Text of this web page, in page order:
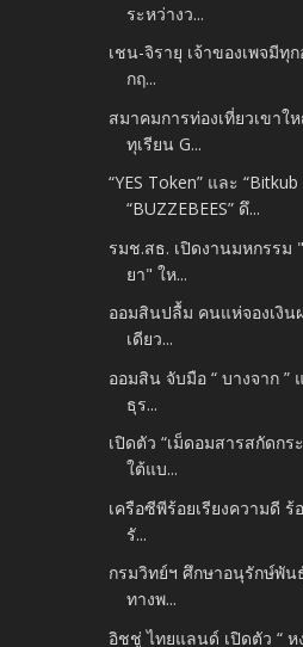
ระหว่างว...
เชน-จิรายุ เจ้าของเพจมีทุ
กฤ...
สมาคมการท่องเที่ยวเขาใ
ทุเรียน G...
“YES Token” และ
“BUZZEBEES” ดึ...
รมช.สธ. เปิดงานมหกรรม
ยา" ให...
ออมสินปลื้ม คนแห่จองเงิน
เดียว...
ออมสิน จับมือ “ บางจาก ”
ธุร...
เปิดตัว “เม็ดอมสารสกัดก
ใต้แบ...
เครือซีพีร้อยเรียงความดี
รั...
กรมวิทย์ฯ ศึกษาอนุรักษ์พั
ทางพ...
อิชชู่ ไทยแลนด์ เปิดตัว “ ห